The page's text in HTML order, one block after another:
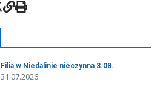
Filia w Niedalinie nieczynna 3.08.
31.07.2026